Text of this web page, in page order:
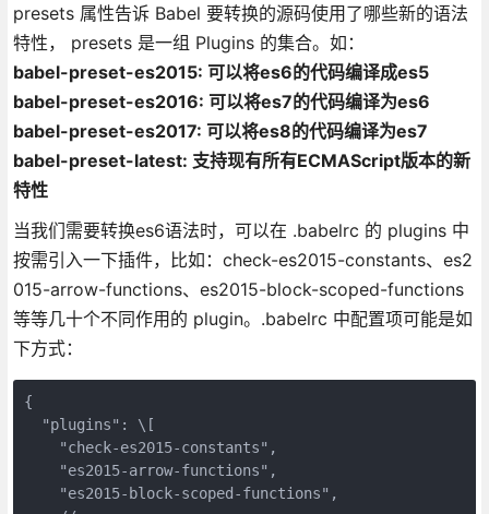
presets 属性告诉 Babel 要转换的源码使用了哪些新的语法
特性， presets 是一组 Plugins 的集合。如：
babel-preset-es2015: 可以将es6的代码编译成es5
babel-preset-es2016: 可以将es7的代码编译为es6
babel-preset-es2017: 可以将es8的代码编译为es7
babel-preset-latest: 支持现有所有ECMAScript版本的新
特性
当我们需要转换es6语法时，可以在 .babelrc 的 plugins 中
按需引入一下插件，比如：check-es2015-constants、es2
015-arrow-functions、es2015-block-scoped-functions
等等几十个不同作用的 plugin。.babelrc 中配置项可能是如
下方式：
{
  "plugins": \[
    "check-es2015-constants",
    "es2015-arrow-functions",
    "es2015-block-scoped-functions",